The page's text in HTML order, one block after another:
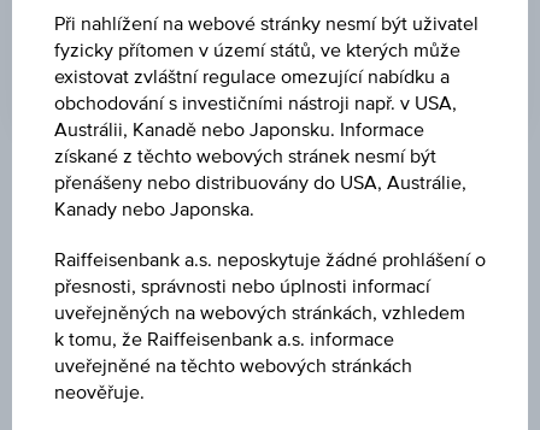
POSLEDNÍ AKTUALIZACE
Tržní data
Klíčové údaje
Při nahlížení na webové stránky nesmí být uživatel
fyzicky přítomen v území států, ve kterých může
existovat zvláštní regulace omezující nabídku a
obchodování s investičními nástroji např. v USA,
Austrálii, Kanadě nebo Japonsku. Informace
získané z těchto webových stránek nesmí být
přenášeny nebo distribuovány do USA, Austrálie,
Kanady nebo Japonska.
Raiffeisenbank a.s. neposkytuje žádné prohlášení o
přesnosti, správnosti nebo úplnosti informací
uveřejněných na webových stránkách, vzhledem
k tomu, že Raiffeisenbank a.s. informace
uveřejněné na těchto webových stránkách
neověřuje.